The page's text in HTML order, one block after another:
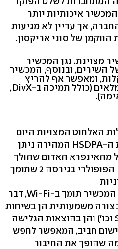
איכותיות יותר
אך עדיין לא מגיעות
של סוני אריקסון.
מצוינת. נגן המכשיר
השירים, ובנוסף, המכשיר
ומאפשר אף להריץ
תוכנות לצפייה בסרטים מלאים (כולל תמיכה ב-DivX,
האלחוט המצויות היום
בשוק. מלבד תמיכה ברשת ה-HSDPA המהירה ניתן
מהאינפרא האדום שהולך
ונעלם, דרך ה-Bluetooth הפופולרי בגירסה 2 שתומך
אלחוטיות (A2DP). כמו כן המכשיר תומך ב-Wi-Fi, דבר
משמעותית הן בשיחות
וכו') והן בהוצאות הגלישה
חביב, המאפשר לחפש
שהופך את החיבור